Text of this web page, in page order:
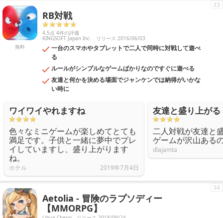
無料
RB対戦
4.5点 4件の評価
KINGSOFT Japan Inc. リリース 2016/06/03
一台のスマホやタブレットで二人で同時に対戦して遊べ
る
ルールがシンプルなゲームばかりなのですぐに遊べる
友達と何かを決める場面でジャンケンでは納得がいかな
い時に
33
ワイワイやれますね
色々なミニゲームが楽しめてとても
満足です。子供と一緒に夢中でプレ
イしていますし、盛り上がります
ね。
ホテル 2019年7月4日
友達と盛り上がる
二人対戦が友達と
ゲームが沢山ある
dlajamta
Aetolia - 冒険のラプソディー
【MMORPG】
34